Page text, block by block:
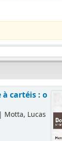
cartéis : o
| Motta, Lucas